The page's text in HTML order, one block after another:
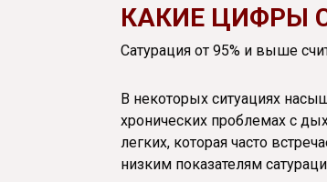
КАКИЕ ЦИФРЫ
Сатурация от 95% и выше
В некоторых ситуациях
хронических проблемах с
легких, которая часто
низким показателям